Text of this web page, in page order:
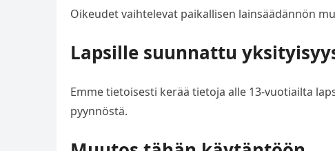
Oikeudet vaihtelevat paikallisen lainsäädännön
Lapsille suunnattu
Emme tietoisesti kerää tietoja alle 13-vuotiailta
pyynnöstä.